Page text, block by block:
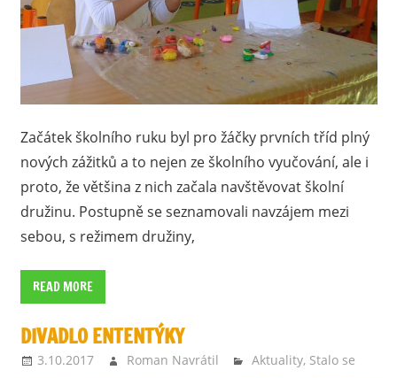
Začátek školního ruku byl pro žáčky prvních tříd plný
nových zážitků a to nejen ze školního vyučování, ale i
proto, že většina z nich začala navštěvovat školní
družinu. Postupně se seznamovali navzájem mezi
sebou, s režimem družiny,
READ MORE
DIVADLO ENTENTÝKY
3.10.2017 Roman Navrátil Aktuality, Stalo se